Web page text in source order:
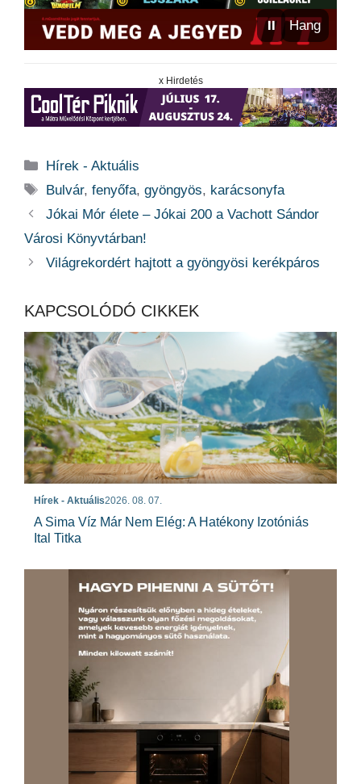
⏸ Hang
x Hirdetés
Kategória
Hírek - Aktuális
Címkék
Bulvár,fenyőfa,gyöngyös, karácsonyfa
Jókai Mór élete – Jókai 200 a Vachott Sándor
Városi Könyvtárban!
Világrekordért hajtott a gyöngyösi kerékpáros
KAPCSOLÓDÓ CIKKEK
Hírek - Aktuális2026. 08. 07.
A Sima Víz Már Nem Elég: A Hatékony Izotóniás
Ital Titka